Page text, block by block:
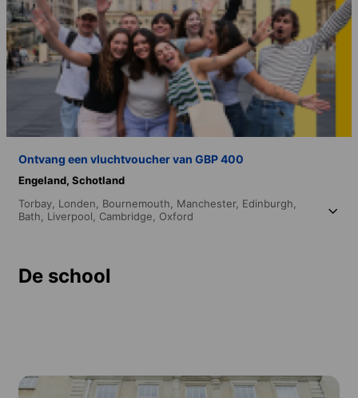
Ontvang een vluchtvoucher van GBP 400
Engeland, Schotland
Torbay, Londen, Bournemouth, Manchester, Edinburgh,
Bath, Liverpool, Cambridge, Oxford
De school